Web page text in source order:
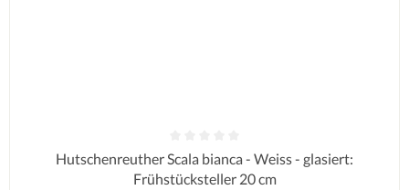
Durchschnittliche Bewertung von 0 von 5 Sternen
Hutschenreuther Scala bianca - Weiss - glasiert:
Frühstücksteller 20 cm